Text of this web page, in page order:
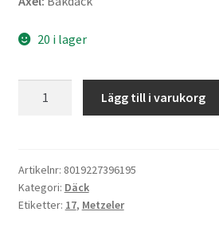
20 i lager
140/80
R
17
Lägg till i varukorg
Artikelnr: 8019227396195
Kategori: Däck
Etiketter: 17, Metzeler